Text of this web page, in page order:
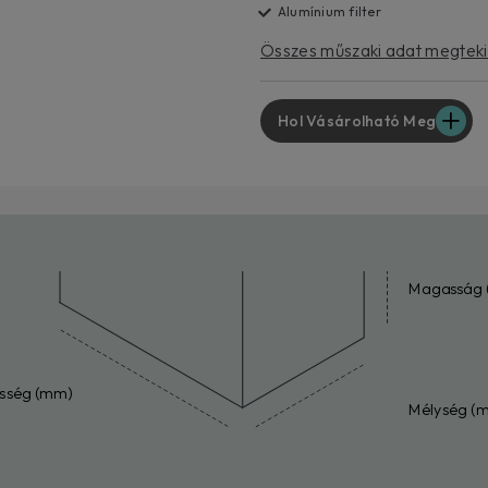
Alumínium filter
Összes műszaki adat
Hol Vásárolható Meg
Magasság
Mélység
(mm)